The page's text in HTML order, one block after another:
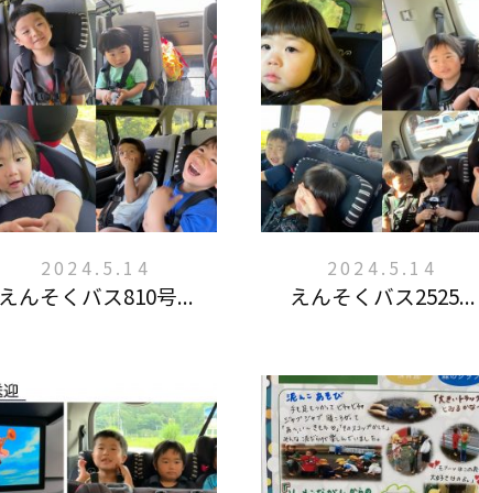
2024.5.14
えんそくバス810号...
2024.5.14
えんそくバス2525...